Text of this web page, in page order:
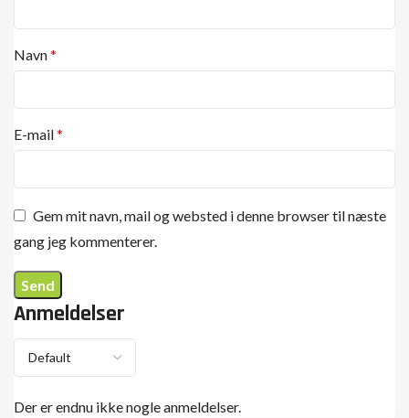
Anmeldelser
Der er endnu ikke nogle anmeldelser.
Navn*
E-mail*
Gem mit navn, mail og websted i denne browser til næste
gang jeg kommenterer.